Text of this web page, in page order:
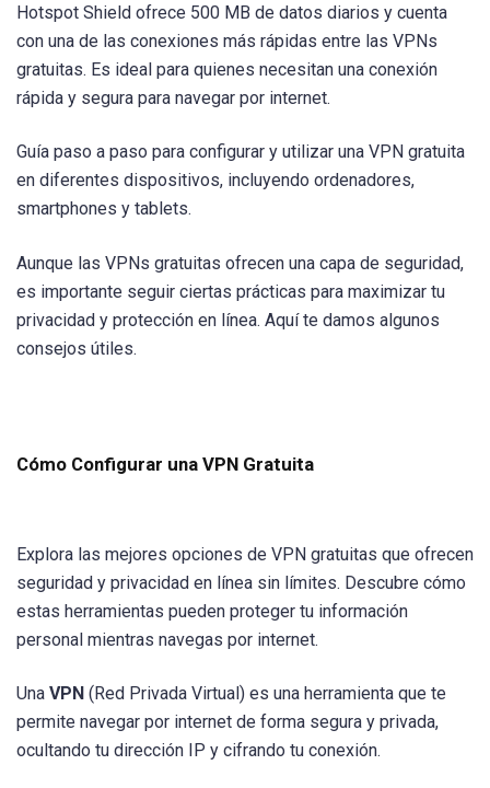
Hotspot Shield ofrece 500 MB de datos diarios y cuenta
con una de las conexiones más rápidas entre las VPNs
gratuitas. Es ideal para quienes necesitan una conexión
rápida y segura para navegar por internet.
Guía paso a paso para configurar y utilizar una VPN gratuita
en diferentes dispositivos, incluyendo ordenadores,
smartphones y tablets.
Aunque las VPNs gratuitas ofrecen una capa de seguridad,
es importante seguir ciertas prácticas para maximizar tu
privacidad y protección en línea. Aquí te damos algunos
consejos útiles.
Cómo Configurar una VPN Gratuita
Explora las mejores opciones de VPN gratuitas que ofrecen
seguridad y privacidad en línea sin límites. Descubre cómo
estas herramientas pueden proteger tu información
personal mientras navegas por internet.
Una VPN (Red Privada Virtual) es una herramienta que te
permite navegar por internet de forma segura y privada,
ocultando tu dirección IP y cifrando tu conexión.